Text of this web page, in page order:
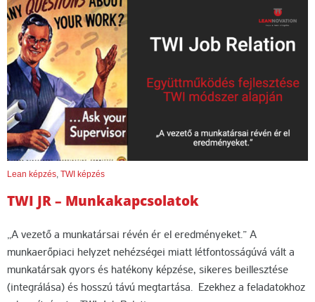
Lean képzés, TWI képzés
TWI JR – Munkakapcsolatok
„A vezető a munkatársai révén ér el eredményeket.” A
munkaerőpiaci helyzet nehézségei miatt létfontosságúvá vált a
munkatársak gyors és hatékony képzése, sikeres beillesztése
(integrálása) és hosszú távú megtartása. Ezekhez a feladatokhoz